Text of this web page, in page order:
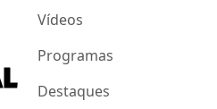
Vídeos
Programas
Destaques